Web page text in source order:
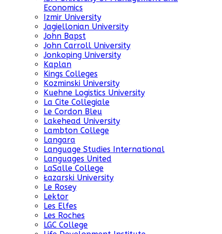
Economics
Izmir University
Jagiellonian University
John Bapst
John Carroll University
Jonkoping University
Kaplan
Kings Colleges
Kozminski University
Kuehne Logistics University
La Cite Collegiale
Le Cordon Bleu
Lakehead University
Lambton College
Langara
Language Studies International
Languages United
LaSalle College
Łazarski University
Le Rosey
Lektor
Les Elfes
Les Roches
LGC College